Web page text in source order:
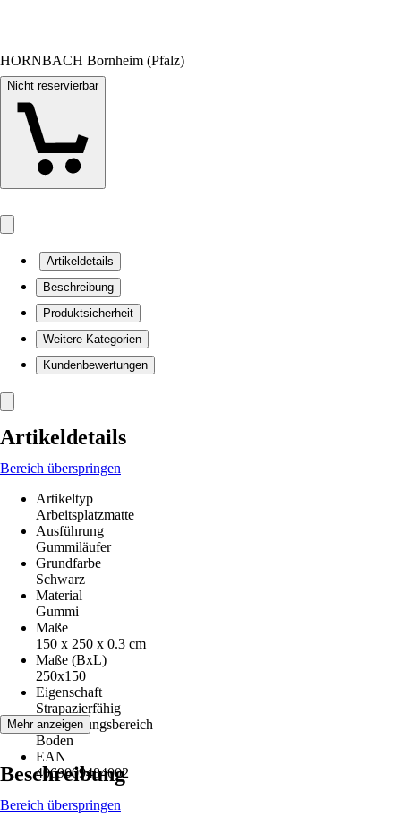
HORNBACH Bornheim (Pfalz)
Nicht reservierbar
Artikeldetails
Beschreibung
Produktsicherheit
Weitere Kategorien
Kundenbewertungen
Artikeldetails
Bereich überspringen
Artikeltyp
Arbeitsplatzmatte
Ausführung
Gummiläufer
Grundfarbe
Schwarz
Material
Gummi
Maße
150 x 250 x 0.3 cm
Maße (BxL)
250x150
Eigenschaft
Strapazierfähig
Anwendungsbereich
Boden
EAN
4069009484002
Mehr anzeigen
Beschreibung
Bereich überspringen